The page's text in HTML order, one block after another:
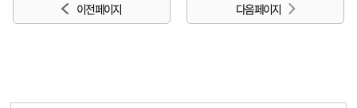
이전 페이지 다음 페이지